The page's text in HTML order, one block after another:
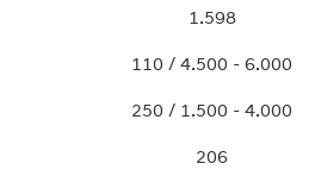
1.598
110 / 4.500 - 6.000
250 / 1.500 - 4.000
206